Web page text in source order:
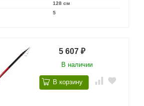
128 см
5
5 607 ₽
В наличии
В корзину